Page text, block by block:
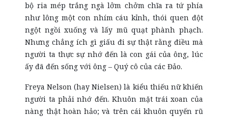
bộ ria mép trắng ngà lởm chởm chĩa ra tứ phía
như lông một con nhím cáu kỉnh, thói quen đột
ngột ngồi xuống và lấy mũ quạt phành phạch.
Nhưng chẳng ích gì giấu đi sự thật rằng điều mà
người ta thực sự nhớ đến là con gái của ông, lúc
ấy đã đến sống với ông – Quý cô của các Đảo.
Freya Nelson (hay Nielsen) là kiểu thiếu nữ khiến
người ta phải nhớ đến. Khuôn mặt trái xoan của
nàng thật hoàn hảo; và trên cái khuôn quyến rũ